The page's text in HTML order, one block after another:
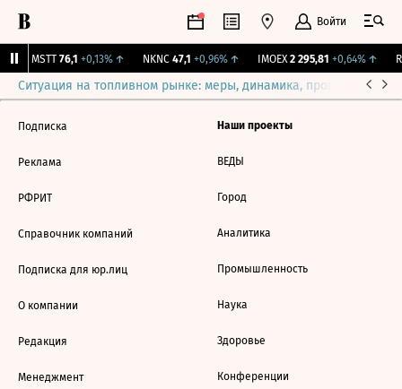
Войти
MSTT 76,1 +0,13%↑ NKNC 47,1 +0,96%↑ IMOEX 2 295,81 +0,64%↑
Ситуация на топливном рынке: меры, динамика, прогнозы
Подписка
Реклама
РФРИТ
Справочник компаний
Подписка для юр.лиц
О компании
Редакция
Менеджмент
Наши проекты
ВЕДЫ
Город
Аналитика
Промышленность
Наука
Здоровье
Конференции